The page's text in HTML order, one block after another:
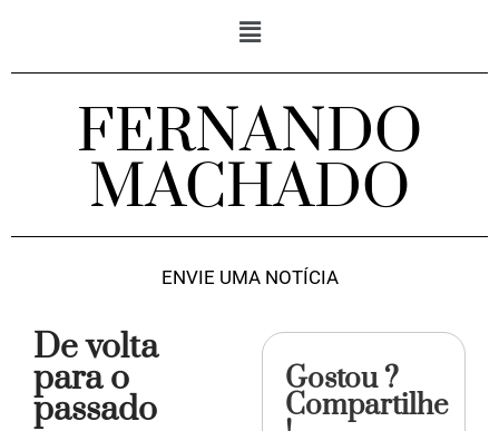
FERNANDO
MACHADO
ENVIE UMA NOTÍCIA
De volta
para o
passado
Gostou ?
Compartilhe